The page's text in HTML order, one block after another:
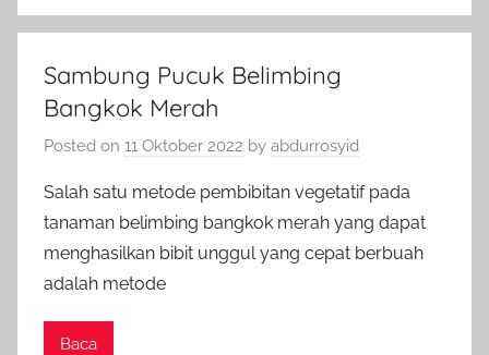
Sambung Pucuk Belimbing
Bangkok Merah
Posted on 11 Oktober 2022 by abdurrosyid
Salah satu metode pembibitan vegetatif pada
tanaman belimbing bangkok merah yang dapat
menghasilkan bibit unggul yang cepat berbuah
adalah metode
Baca